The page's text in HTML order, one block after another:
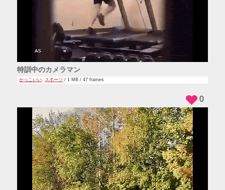
特訓中のカメラマン
かっこいい, スポーツ / 1 MB / 47 frames
0